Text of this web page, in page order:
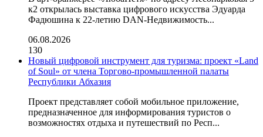
к2 открылась выставка цифрового искусства Эдуарда
Фадюшина к 22-летию DAN-Недвижимость...
06.08.2026
130
Новый цифровой инструмент для туризма: проект «Land
of Soul» от члена Торгово-промышленной палаты
Республики Абхазия
Проект представляет собой мобильное приложение,
предназначенное для информирования туристов о
возможностях отдыха и путешествий по Респ...